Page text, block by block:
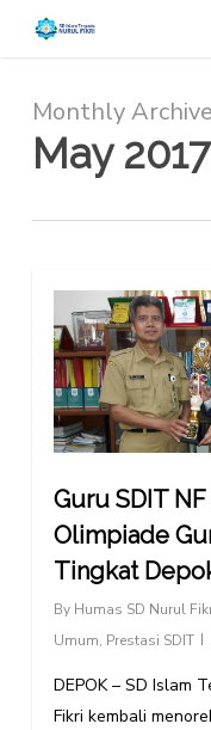
contentMonthly
May 2017
Guru SDIT
Olimpiade
Tingkat
By Humas SD Nurul
Umum, Prestasi SDIT
DEPOK – SD Islam
Fikri kembali